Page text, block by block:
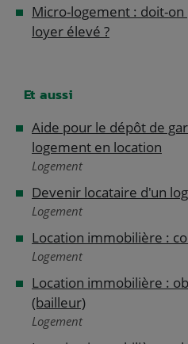
Micro-logement : doit-on
loyer élevé ?
Et aussi
Aide pour le dépôt de
logement en location
Logement
Devenir locataire d'un
Logement
Location immobilière :
Logement
Location immobilière :
(bailleur)
Logement